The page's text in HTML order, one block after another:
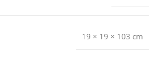
19 × 19 × 103 cm